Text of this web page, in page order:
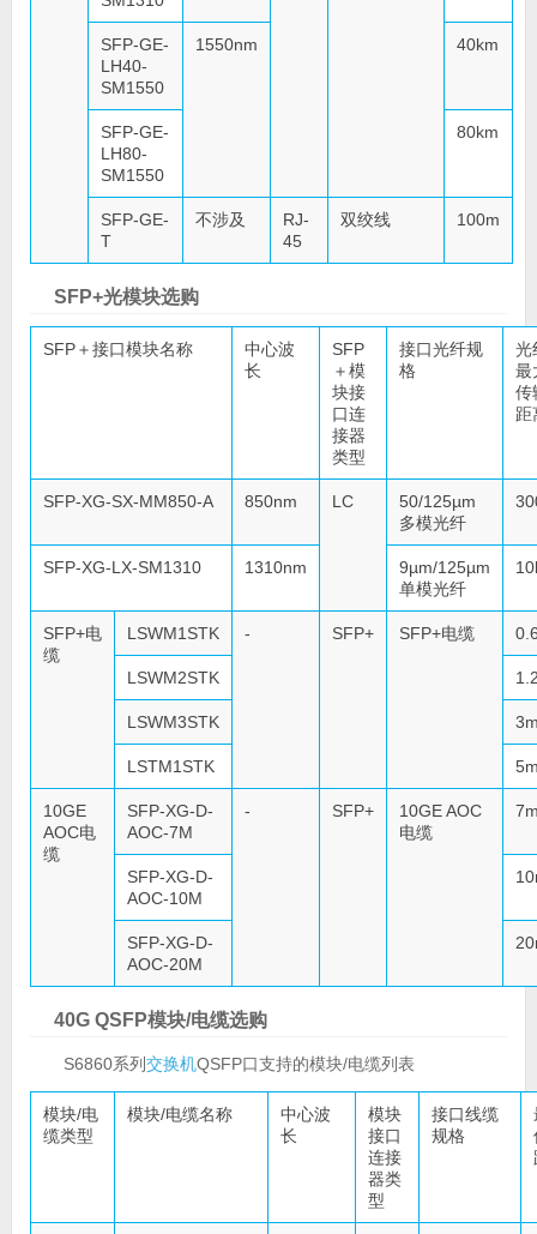
SFP-GE-
LH40-
SM1550
1550nm 40km
SFP-GE-
LH80-
SM1550
80km
SFP-GE-
T
不涉及
RJ-
45
双绞线 100m
SFP+光模块选购
SFP＋接口模块名称
中心波
长
SFP
＋模
块接
口连
接器
类型
接口光纤规
格
光
最
传
距
SFP-XG-SX-MM850-A 850nm LC
50/125µm
多模光纤
SFP-XG-LX-SM1310 1310nm
9µm/125µm
单模光纤
SFP+电
缆
LSWM1STK - SFP+ SFP+电缆
LSWM2STK
LSWM3STK
LSTM1STK
10GE
AOC电
缆
SFP-XG-D-
AOC-7M
- SFP+
10GE AOC
电缆
SFP-XG-D-
AOC-10M
SFP-XG-D-
AOC-20M
40G QSFP模块/电缆选购
S6860系列交换机QSFP口支持的模块/电缆列表
模块/电
缆类型
模块/电缆名称
中心波
长
模块
接口
连接
器类
型
接口线缆
规格